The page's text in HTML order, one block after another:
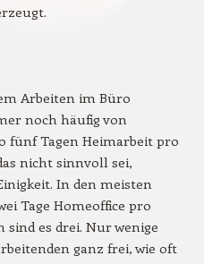
Arbeiten im Büro
noch häufig von
fünf Tagen Heimarbeit pro
nicht sinnvoll sei,
In den meisten
Tage Homeoffice pro
es drei. Nur wenige
ganz frei, wie oft